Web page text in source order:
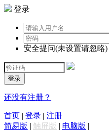
登录
安全提问(未设置请忽略)
登录
还没有注册？
首页 | 登录 | 注册
简易版 | 触屏版 | 电脑版 |